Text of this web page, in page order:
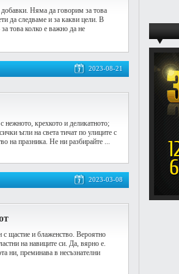
Няма да говорим за това
да следваме и за какви цели. В
това колко е важно да не
2023-08-21
нежното, крехкото и деликатното;
ъгли на света тичат по улиците с
на празника. Не ни разбирайте ...
2023-03-08
с щастие и блаженство. Вероятно
на навиците си. Да, вярно е.
ни, преминава в несъзнателни